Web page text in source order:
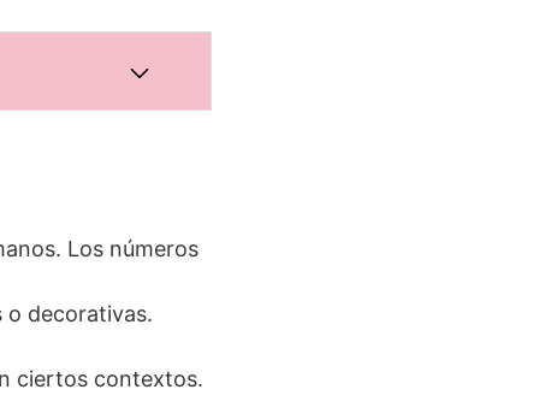
Los números
o decorativas.
ciertos contextos.